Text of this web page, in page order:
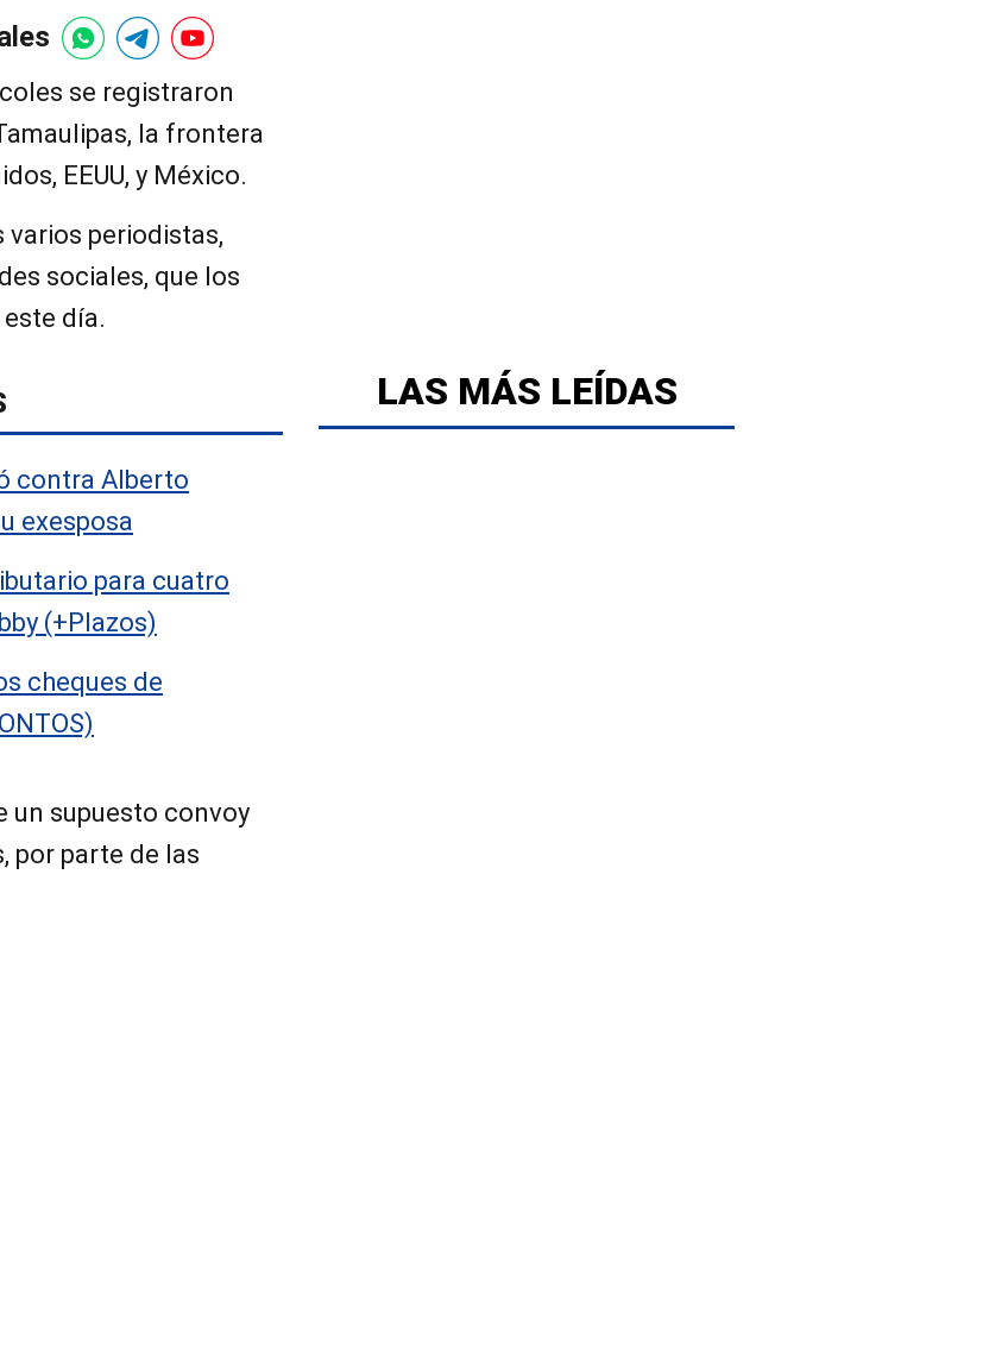
se registraron
la frontera
EEUU, y México.
varios periodistas,
sociales, que los
día.
contra Alberto
exesposa
para cuatro
(+Plazos)
cheques de
un supuesto convoy
por parte de las
LAS MÁS LEÍDAS